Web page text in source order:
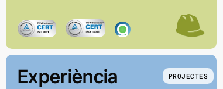
Experiència PROJECTES